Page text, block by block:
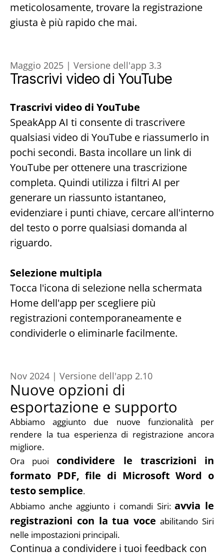
meticolosamente, trovare la registrazione
giusta è più rapido che mai.
Maggio 2025 | Versione dell'app 3.3
Trascrivi video di YouTube
Trascrivi video di YouTube
SpeakApp AI ti consente di trascrivere
qualsiasi video di YouTube e riassumerlo in
pochi secondi. Basta incollare un link di
YouTube per ottenere una trascrizione
completa. Quindi utilizza i filtri AI per
generare un riassunto istantaneo,
evidenziare i punti chiave, cercare all'interno
del testo o porre qualsiasi domanda al
riguardo.
Selezione multipla
Tocca l'icona di selezione nella schermata
Home dell'app per scegliere più
registrazioni contemporaneamente e
condividerle o eliminarle facilmente.
Nov 2024 | Versione dell'app 2.10
Nuove opzioni di
esportazione e supporto
Abbiamo aggiunto due nuove funzionalità per
rendere la tua esperienza di registrazione ancora
migliore.
Ora puoi condividere le trascrizioni in
formato PDF, file di Microsoft Word o
testo semplice.
Abbiamo anche aggiunto i comandi Siri: avvia le
registrazioni con la tua voce abilitando Siri
nelle impostazioni principali.
Continua a condividere i tuoi feedback con